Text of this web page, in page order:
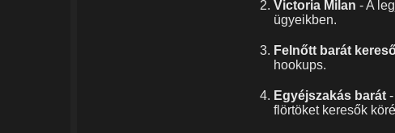
Victoria Milan - A
ügyeikben.
Felnőtt barát
hookups.
Egyéjszakás barát
flörtöket keresők